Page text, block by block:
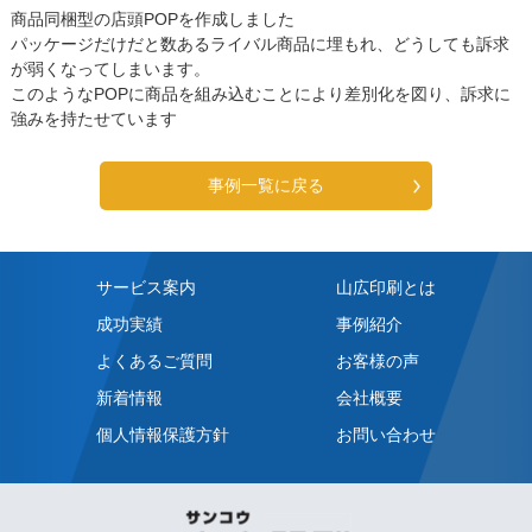
商品同梱型の店頭POPを作成しました
パッケージだけだと数あるライバル商品に埋もれ、どうしても訴求
が弱くなってしまいます。
このようなPOPに商品を組み込むことにより差別化を図り、訴求に
強みを持たせています
事例一覧に戻る
サービス案内
成功実績
よくあるご質問
新着情報
個人情報保護方針
山広印刷とは
事例紹介
お客様の声
会社概要
お問い合わせ